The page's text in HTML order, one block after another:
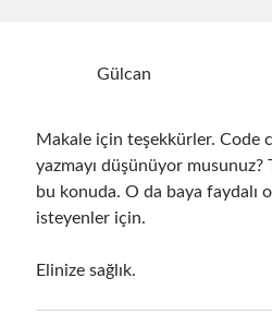
Gülcan
Makale için teşekkürler. Code
yazmayı düşünüyor
bu konuda. O da baya faydalı
isteyenler için.
Elinize sağlık.